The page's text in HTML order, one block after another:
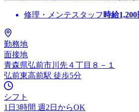
修理・メンテスタッフ 時給1,200
勤務地
面接地
青森県弘前市川先４丁目８－１
弘前東高前駅 徒歩5分
シフト
1日3時間 週2日からOK